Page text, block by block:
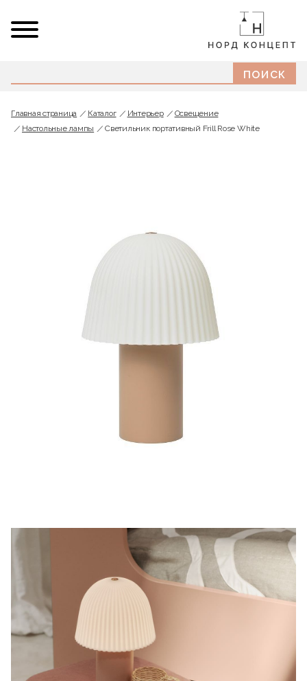
Главная страница Каталог Интерьер
Освещение
Настольные лампы
Светильник портативный Frill Rose White